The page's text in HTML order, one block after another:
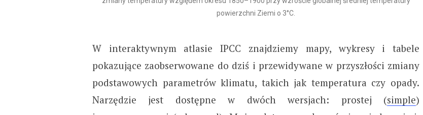
powierzchni Ziemi o 3°C.
W interaktywnym atlasie IPCC znajdziemy mapy, wykresy i tabele
pokazujące zaobserwowane do dziś i przewidywane w przyszłości zmiany
podstawowych parametrów klimatu, takich jak temperatura czy opady.
Narzędzie jest dostępne w dwóch wersjach: prostej (simple)